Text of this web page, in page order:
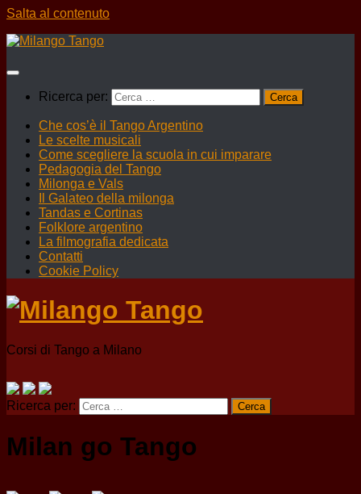
Salta al contenuto
Ricerca per:
Che cos’è il Tango Argentino
Le scelte musicali
Come scegliere la scuola in cui imparare
Pedagogia del Tango
Milonga e Vals
Il Galateo della milonga
Tandas e Cortinas
Folklore argentino
La filmografia dedicata
Contatti
Cookie Policy
Corsi di Tango a Milano
Ricerca per:
Milan go Tango